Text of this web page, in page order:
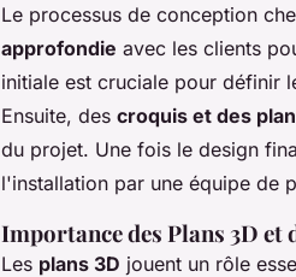
Le processus de conception
approfondie avec les clients
initiale est cruciale pour définir
Ensuite, des croquis et des
du projet. Une fois le design
l'installation par une équipe de
Importance des Plans 3D et
Les plans 3D jouent un rôle